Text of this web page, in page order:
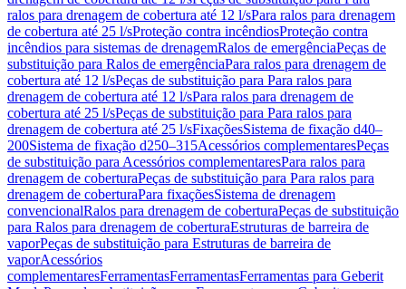
ralos para drenagem de cobertura até 12 l/sPara ralos para drenagem
de cobertura até 25 l/sProteção contra incêndiosProteção contra
incêndios para sistemas de drenagemRalos de emergênciaPeças de
substituição para Ralos de emergênciaPara ralos para drenagem de
cobertura até 12 l/sPeças de substituição para Para ralos para
drenagem de cobertura até 12 l/sPara ralos para drenagem de
cobertura até 25 l/sPeças de substituição para Para ralos para
drenagem de cobertura até 25 l/sFixaçõesSistema de fixação d40–
200Sistema de fixação d250–315Acessórios complementaresPeças
de substituição para Acessórios complementaresPara ralos para
drenagem de coberturaPeças de substituição para Para ralos para
drenagem de coberturaPara fixaçõesSistema de drenagem
convencionalRalos para drenagem de coberturaPeças de substituição
para Ralos para drenagem de coberturaEstruturas de barreira de
vaporPeças de substituição para Estruturas de barreira de
vaporAcessórios
complementaresFerramentasFerramentasFerramentas para Geberit